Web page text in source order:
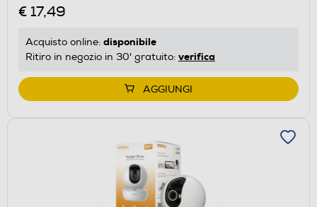
€ 17,49
Acquisto online: disponibile
Ritiro in negozio in 30' gratuito: verifica
AGGIUNGI